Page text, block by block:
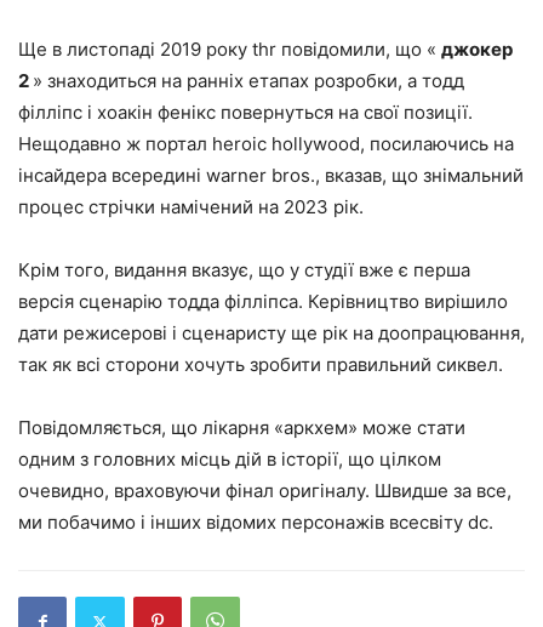
Ще в листопаді 2019 року thr повідомили, що « джокер
2 » знаходиться на ранніх етапах розробки, а тодд
філліпс і хоакін фенікс повернуться на свої позиції.
Нещодавно ж портал heroic hollywood, посилаючись на
інсайдера всередині warner bros., вказав, що знімальний
процес стрічки намічений на 2023 рік.
Крім того, видання вказує, що у студії вже є перша
версія сценарію тодда філліпса. Керівництво вирішило
дати режисерові і сценаристу ще рік на доопрацювання,
так як всі сторони хочуть зробити правильний сиквел.
Повідомляється, що лікарня «аркхем» може стати
одним з головних місць дій в історії, що цілком
очевидно, враховуючи фінал оригіналу. Швидше за все,
ми побачимо і інших відомих персонажів всесвіту dc.